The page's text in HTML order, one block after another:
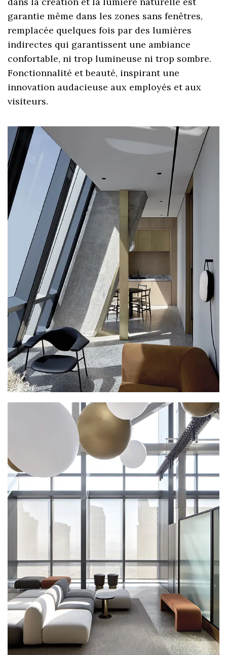
garantie même dans les zones sans fenêtres,
remplacée quelques fois par des lumières
indirectes qui garantissent une ambiance
confortable, ni trop lumineuse ni trop sombre.
Fonctionnalité et beauté, inspirant une
innovation audacieuse aux employés et aux
visiteurs.